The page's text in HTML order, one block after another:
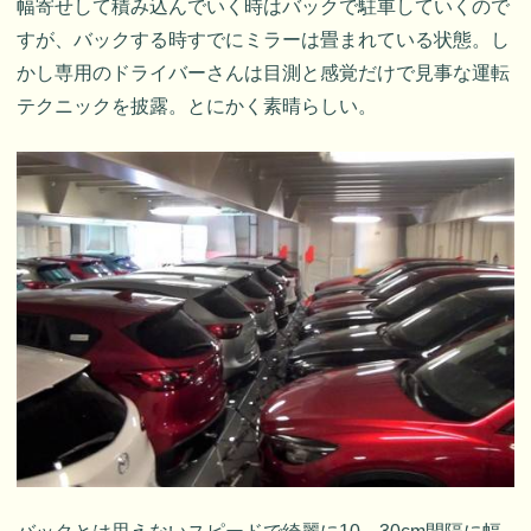
幅寄せして積み込んでいく時はバックで駐車していくので
すが、バックする時すでにミラーは畳まれている状態。し
かし専用のドライバーさんは目測と感覚だけで見事な運転
テクニックを披露。とにかく素晴らしい。